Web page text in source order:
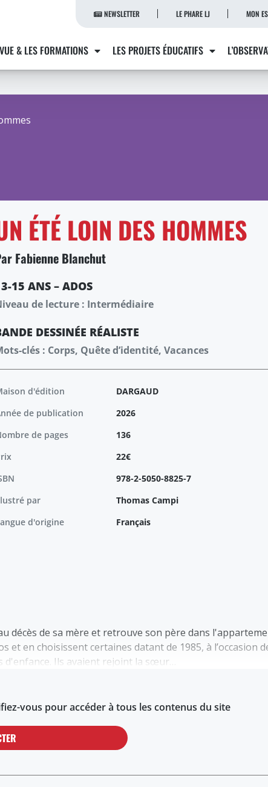
NEWSLETTER LE PHARE LJ MON
& LES FORMATIONS LES PROJETS ÉDUCATIFS
ÉTÉ LOIN DES HOMMES
Fabienne Blanchut
15 ANS – ADOS
de lecture : Intermédiaire
DESSINÉE RÉALISTE
clés : Corps, Quête d’identité, Vacances
d'édition
DARGAUD
de publication
2026
de pages
136
22€
978-2-5050-8825-7
par
Thomas Campi
d'origine
Français
décès de sa mère et retrouve son père dans
en choisissent certaines datant de 1985, à l’occasion
d'enfance. Ils avaient rejoint la sœur…
vous pour accéder à tous les contenus du site